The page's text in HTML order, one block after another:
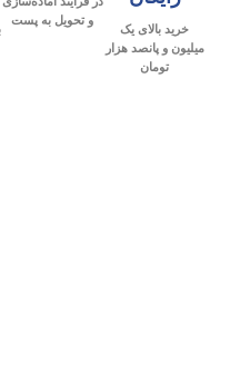
خرید بالای یک
میلیون و پانصد هزار
تومان
و تحویل به پست